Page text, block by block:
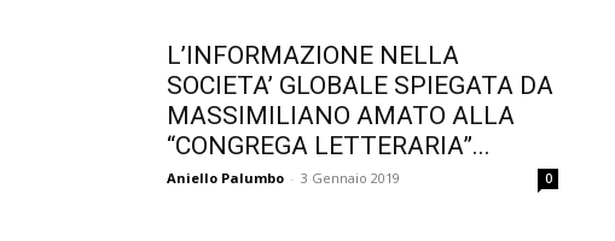
L’INFORMAZIONE NELLA
SOCIETA’ GLOBALE SPIEGATA DA
MASSIMILIANO AMATO ALLA
“CONGREGA LETTERARIA”...
Aniello Palumbo - 3 Gennaio 2019 0